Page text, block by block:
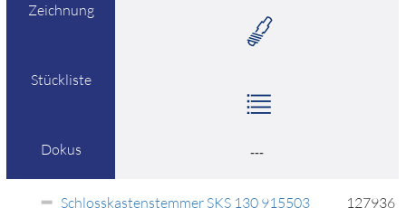
Zeichnung
Stückliste
Dokus ---
Schlosskastenstemmer SKS 130 915503 127936